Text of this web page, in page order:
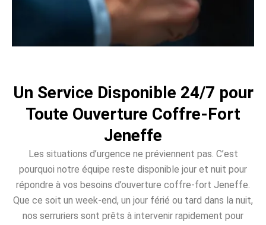
Un Service Disponible 24/7 pour
Toute Ouverture Coffre-Fort
Jeneffe
Les situations d’urgence ne préviennent pas. C’est
pourquoi notre équipe reste disponible jour et nuit pour
répondre à vos besoins d’ouverture coffre-fort Jeneffe.
Que ce soit un week-end, un jour férié ou tard dans la nuit,
nos serruriers sont prêts à intervenir rapidement pour